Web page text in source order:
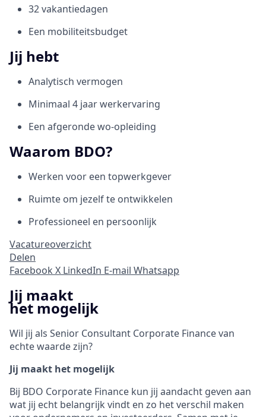
32 vakantiedagen
Een mobiliteitsbudget
Jij hebt
Analytisch vermogen
Minimaal 4 jaar werkervaring
Een afgeronde wo-opleiding
Waarom BDO?
Werken voor een topwerkgever
Ruimte om jezelf te ontwikkelen
Professioneel en persoonlijk
Vacatureoverzicht
Delen
Facebook X LinkedIn E-mail Whatsapp
Jij maakt
het mogelijk
Wil jij als Senior Consultant Corporate Finance van
echte waarde zijn?
Jij maakt het mogelijk
Bij BDO Corporate Finance kun jij aandacht geven aan
wat jij echt belangrijk vindt en zo het verschil maken